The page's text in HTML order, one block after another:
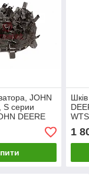
JOHN
S серии
DEERE
1